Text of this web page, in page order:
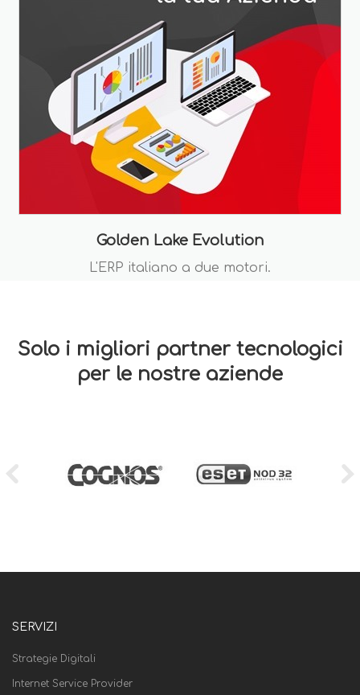
Golden Lake Evolution
L'ERP italiano a due motori.
Solo i migliori partner tecnologici
per le nostre aziende
SERVIZI
Strategie Digitali
Internet Service Provider